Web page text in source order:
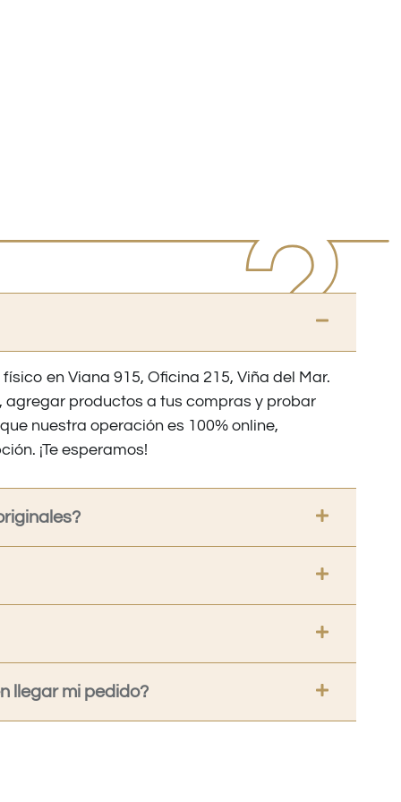
en Viana 915, Oficina 215, Viña del Mar.
agregar productos a tus compras y probar
nuestra operación es 100% online,
¡Te esperamos!
llegar mi pedido?